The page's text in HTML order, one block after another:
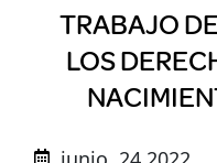
TRABAJO
LOS